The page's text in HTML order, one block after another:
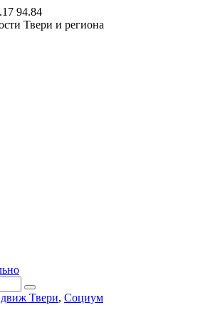
94.84
Твери и региона
Твери, Социум